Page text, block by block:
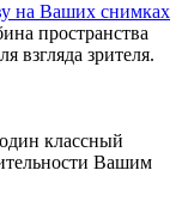
на Ваших снимках
пространства
взгляда зрителя.
классный
Вашим